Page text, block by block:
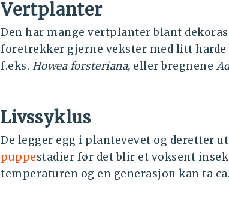
Vertplanter
Den har mange vertplanter blant
foretrekker gjerne vekster med litt
f.eks. Howea forsteriana, eller bregnene
Livssyklus
De legger egg i plantevevet og deretter
puppestadier før det blir et voksent
temperaturen og en generasjon kan ta ca.